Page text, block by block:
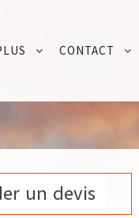
CONTACT
un devis